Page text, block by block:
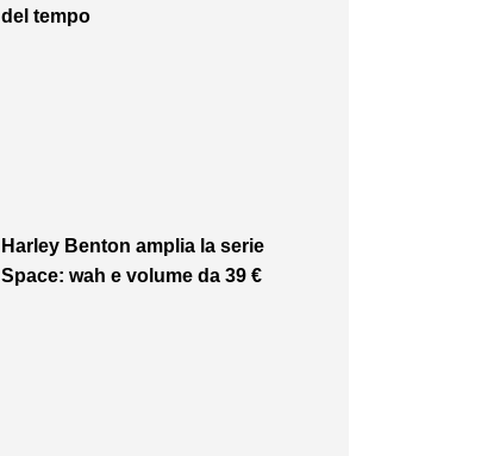
del tempo
Harley Benton amplia la serie
Space: wah e volume da 39 €